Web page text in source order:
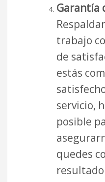
Garantía
trabajo
de
estás
servicio,
posible
quedes